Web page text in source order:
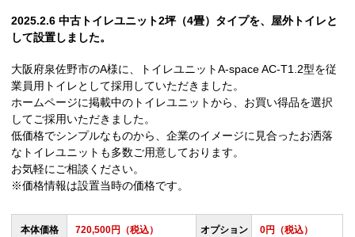
2025.2.6 中古トイレユニット2坪（4畳）タイプを、屋外トイレと
して設置しました。
大阪府泉佐野市のA様に、トイレユニットA-space AC-T1.2型を従
業員用トイレとして採用していただきました。
ホームページに掲載中のトイレユニットから、お買い得品を選択
してご採用いただきました。
低価格でシンプルなものから、企業のイメージに見合ったお洒落
なトイレユニットも多数ご用意しております。
お気軽にご相談ください。
※価格情報は設置当時の価格です。
本体価格 720,500円（税込） オプション 0円（税込）